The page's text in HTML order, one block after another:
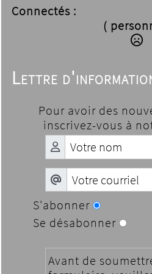
Connectés :
(
Lettre
Pour avoir des
inscrivez-vous à
S'abonner
Se désabonner
Avant de